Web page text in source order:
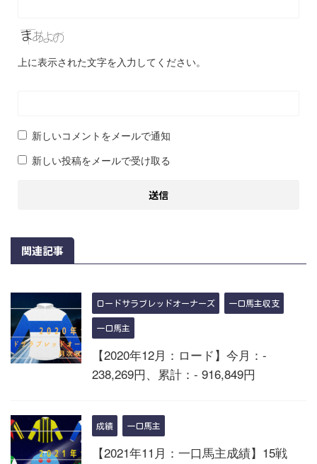
上に表示された文字を入力してください。
新しいコメントをメールで通知
新しい投稿をメールで受け取る
関連記事
ロードサラブレッドオーナーズ 一口馬主収支
一口馬主
【2020年12月：ロード】今月：-
238,269円、累計：- 916,849円
成績 一口馬主
【2021年11月：一口馬主成績】15戦